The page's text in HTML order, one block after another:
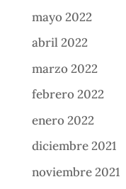
mayo 2022
abril 2022
marzo 2022
febrero 2022
enero 2022
diciembre 2021
noviembre 2021